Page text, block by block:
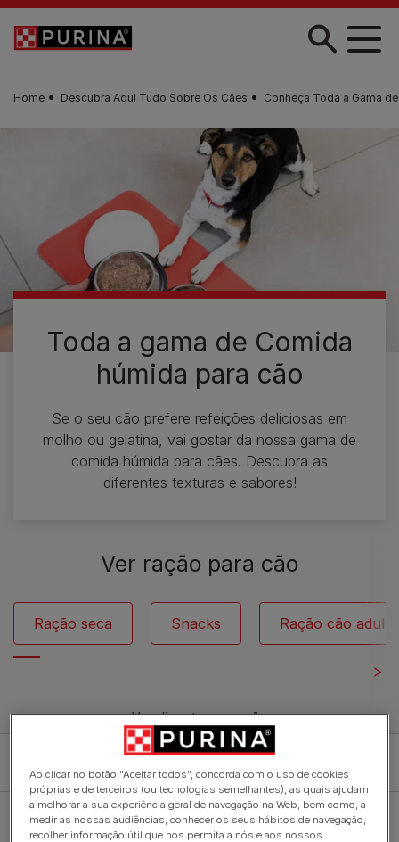
Skip to main content
Home Descubra Aqui Tudo Sobre Os Cães Conheça Toda a Gama
Toda a gama de Comida
húmida para cão
Se o seu cão prefere refeições deliciosas em
molho ou gelatina, vai gostar da nossa gama de
comida húmida para cães. Descubra as
diferentes texturas e sabores!
Ver ração para cão
Ração seca Snacks Ração cão adulto
Ver alimentos para cão
Ao clicar no botão "Aceitar todos", concorda com o uso de cookies
próprias e de terceiros (ou tecnologias semelhantes), as quais ajudam
a melhorar a sua experiência geral de navegação na Web, bem como, a
medir as nossas audiências, conhecer os seus hábitos de navegação,
recolher informação útil que nos permita a nós e aos nossos